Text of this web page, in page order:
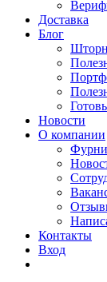
Доставка
Блог
Новости
О компании
Контакты
Вход